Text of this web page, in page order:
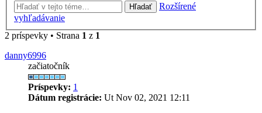
Hľadať
Rozšírené
vyhľadávanie
2 príspevky • Strana 1 z 1
danny6996
začiatočník
Príspevky: 1
Dátum registrácie: Ut Nov 02, 2021 12:11